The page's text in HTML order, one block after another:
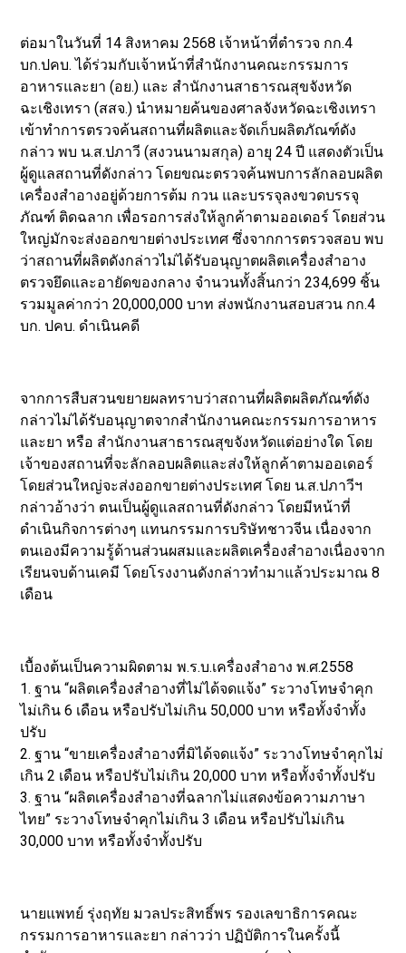
ต่อมาในวันที่ 14 สิงหาคม 2568 เจ้าหน้าที่ตำรวจ กก.4
บก.ปคบ. ได้ร่วมกับเจ้าหน้าที่สำนักงานคณะกรรมการ
อาหารและยา (อย.) และ สำนักงานสาธารณสุขจังหวัด
ฉะเชิงเทรา (สสจ.) นำหมายค้นของศาลจังหวัดฉะเชิงเทรา
เข้าทำการตรวจค้นสถานที่ผลิตและจัดเก็บผลิตภัณฑ์ดัง
กล่าว พบ น.ส.ปภาวี (สงวนนามสกุล) อายุ 24 ปี แสดงตัวเป็น
ผู้ดูแลสถานที่ดังกล่าว โดยขณะตรวจค้นพบการลักลอบผลิต
เครื่องสำอางอยู่ด้วยการต้ม กวน และบรรจุลงขวดบรรจุ
ภัณฑ์ ติดฉลาก เพื่อรอการส่งให้ลูกค้าตามออเดอร์ โดยส่วน
ใหญ่มักจะส่งออกขายต่างประเทศ ซึ่งจากการตรวจสอบ พบ
ว่าสถานที่ผลิตดังกล่าวไม่ได้รับอนุญาตผลิตเครื่องสำอาง
ตรวจยึดและอายัดของกลาง จำนวนทั้งสิ้นกว่า 234,699 ชิ้น
รวมมูลค่ากว่า 20,000,000 บาท ส่งพนักงานสอบสวน กก.4
บก. ปคบ. ดำเนินคดี
จากการสืบสวนขยายผลทราบว่าสถานที่ผลิตผลิตภัณฑ์ดัง
กล่าวไม่ได้รับอนุญาตจากสำนักงานคณะกรรมการอาหาร
และยา หรือ สำนักงานสาธารณสุขจังหวัดแต่อย่างใด โดย
เจ้าของสถานที่จะลักลอบผลิตและส่งให้ลูกค้าตามออเดอร์
โดยส่วนใหญ่จะส่งออกขายต่างประเทศ โดย น.ส.ปภาวีฯ
กล่าวอ้างว่า ตนเป็นผู้ดูแลสถานที่ดังกล่าว โดยมีหน้าที่
ดำเนินกิจการต่างๆ แทนกรรมการบริษัทชาวจีน เนื่องจาก
ตนเองมีความรู้ด้านส่วนผสมและผลิตเครื่องสำอางเนื่องจาก
เรียนจบด้านเคมี โดยโรงงานดังกล่าวทำมาแล้วประมาณ 8
เดือน
เบื้องต้นเป็นความผิดตาม พ.ร.บ.เครื่องสำอาง พ.ศ.2558
1. ฐาน “ผลิตเครื่องสำอางที่ไม่ได้จดแจ้ง” ระวางโทษจำคุก
ไม่เกิน 6 เดือน หรือปรับไม่เกิน 50,000 บาท หรือทั้งจำทั้ง
ปรับ
2. ฐาน “ขายเครื่องสำอางที่มิได้จดแจ้ง” ระวางโทษจำคุกไม่
เกิน 2 เดือน หรือปรับไม่เกิน 20,000 บาท หรือทั้งจำทั้งปรับ
3. ฐาน “ผลิตเครื่องสำอางที่ฉลากไม่แสดงข้อความภาษา
ไทย” ระวางโทษจำคุกไม่เกิน 3 เดือน หรือปรับไม่เกิน
30,000 บาท หรือทั้งจำทั้งปรับ
นายแพทย์ รุ่งฤทัย มวลประสิทธิ์พร รองเลขาธิการคณะ
กรรมการอาหารและยา กล่าวว่า ปฏิบัติการในครั้งนี้